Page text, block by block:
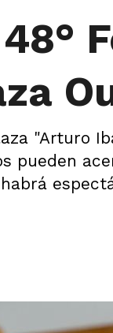
"Arturo
pueden